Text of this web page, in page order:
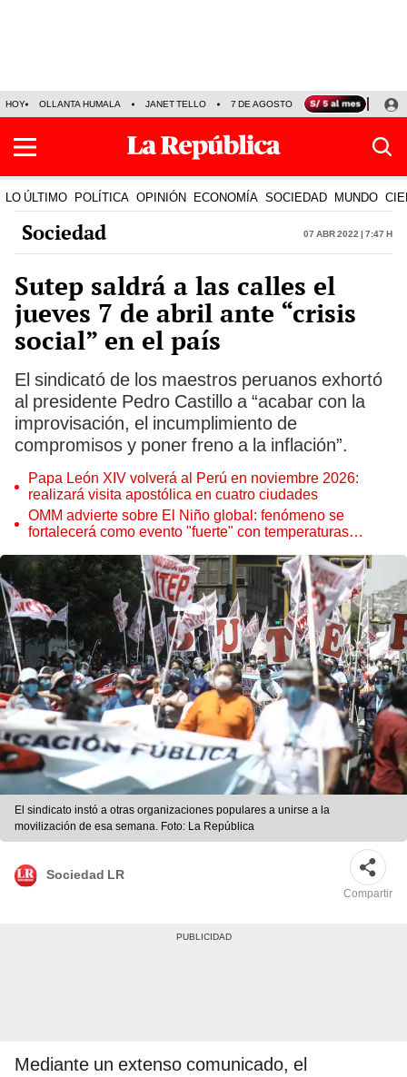
HOY OLLANTA HUMALA JANET TELLO 7 DE AGOSTO TINKA RESULTADOS
LO ÚLTIMO POLÍTICA OPINIÓN ECONOMÍA SOCIEDAD MUNDO
Sociedad 07 Abr 2022 | 7:47 h
Sutep saldrá a las calles el
jueves 7 de abril ante “crisis
social” en el país
El sindicató de los maestros peruanos exhortó
al presidente Pedro Castillo a “acabar con la
improvisación, el incumplimiento de
compromisos y poner freno a la inflación”.
Papa León XIV volverá al Perú en noviembre 2026:
realizará visita apostólica en cuatro ciudades
OMM advierte sobre El Niño global: fenómeno se
fortalecerá como evento "fuerte" con temperaturas
El sindicato instó a otras organizaciones populares a unirse a la
movilización de esa semana. Foto: La República
Sociedad LR
Compartir
Mediante un extenso comunicado, el